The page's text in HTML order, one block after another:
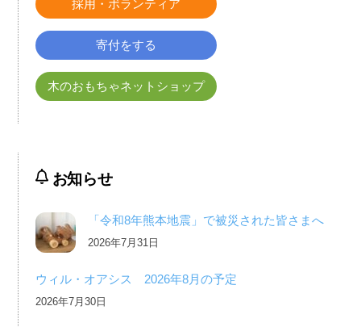
採用・ボランティア
寄付をする
木のおもちゃネットショップ
お知らせ
「令和8年熊本地震」で被災された皆さまへ
2026年7月31日
ウィル・オアシス 2026年8月の予定
2026年7月30日